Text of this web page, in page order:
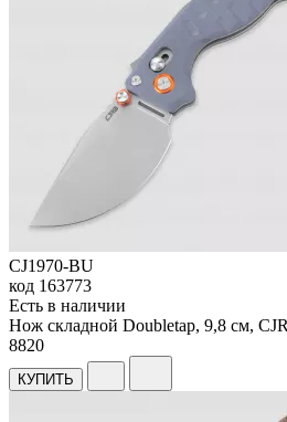
CJ1970-BU
код 163773
Есть в наличии
Нож складной Doubletap, 9,8 см,
8820
КУПИТЬ